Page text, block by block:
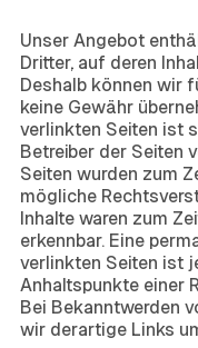
Unser Angebot
Dritter, auf deren
Deshalb können wir
keine Gewähr
verlinkten Seiten ist
Betreiber der Seiten
Seiten wurden zum
mögliche
Inhalte waren zum
erkennbar. Eine
verlinkten Seiten ist
Anhaltspunkte einer
Bei Bekanntwerden
wir derartige Links